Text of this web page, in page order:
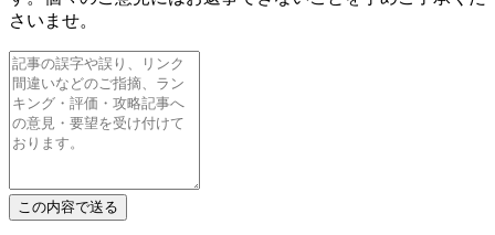
さいませ。